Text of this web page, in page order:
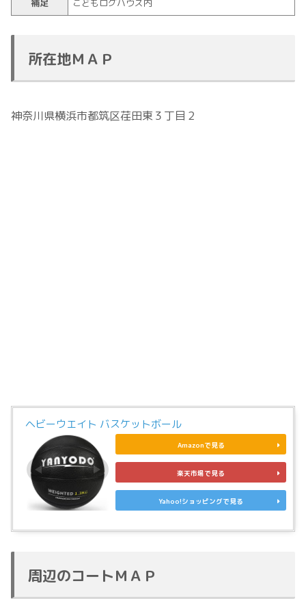
所在地ＭＡＰ
神奈川県横浜市都筑区荏田東３丁目２
ヘビーウエイト バスケットボール
Amazonで見る
楽天市場で見る
Yahoo!ショッピングで見る
周辺のコートＭＡＰ